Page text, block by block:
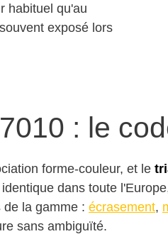
habituel qu'au
exposé lors
: le
forme-couleur, et le
dans toute
la gamme : écrasement,
sans ambiguïté.